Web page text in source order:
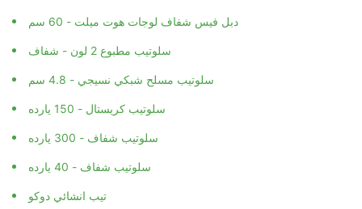
دبل فيس شفاف لوجات هوت ميلت - 60 سم
سلوتيب مطبوع 2 لون - شفاف
سلوتيب مسلح شبكي نسيجي - 4.8 سم
سلوتيب كريستال - 150 يارده
سلوتيب شفاف - 300 يارده
سلوتيب شفاف - 40 يارده
تيب انشائي دوكو